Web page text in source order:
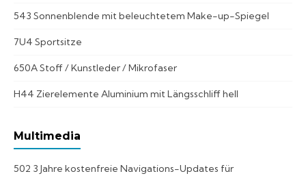
543 Sonnenblende mit beleuchtetem Make-up-Spiegel
7U4 Sportsitze
650A Stoff / Kunstleder / Mikrofaser
H44 Zierelemente Aluminium mit Längsschliff hell
Multimedia
502 3 Jahre kostenfreie Navigations-Updates für